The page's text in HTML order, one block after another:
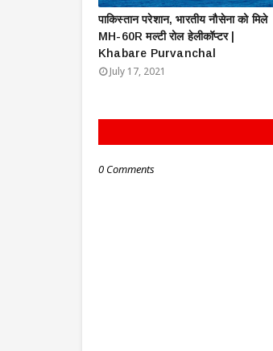
पाकिस्तान परेशान, भारतीय नौसेना को मिले
MH-60R मल्टी रोल हेलीकॉप्टर |
Khabare Purvanchal
July 17, 2021
0 Comments